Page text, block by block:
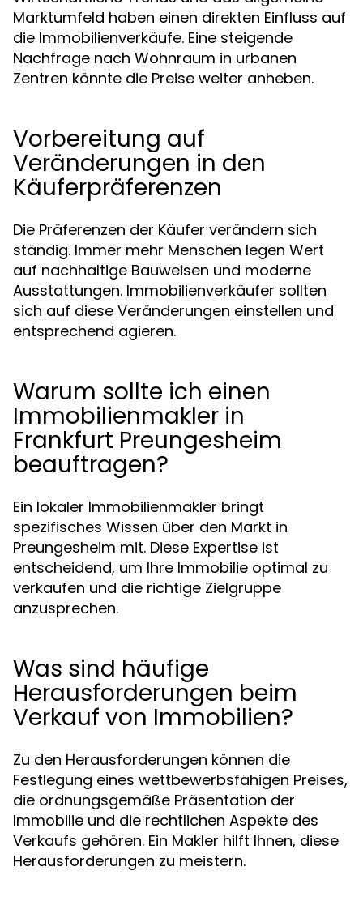
Marktumfeld haben einen direkten Einfluss auf
die Immobilienverkäufe. Eine steigende
Nachfrage nach Wohnraum in urbanen
Zentren könnte die Preise weiter anheben.
Vorbereitung auf
Veränderungen in den
Käuferpräferenzen
Die Präferenzen der Käufer verändern sich
ständig. Immer mehr Menschen legen Wert
auf nachhaltige Bauweisen und moderne
Ausstattungen. Immobilienverkäufer sollten
sich auf diese Veränderungen einstellen und
entsprechend agieren.
Warum sollte ich einen
Immobilienmakler in
Frankfurt Preungesheim
beauftragen?
Ein lokaler Immobilienmakler bringt
spezifisches Wissen über den Markt in
Preungesheim mit. Diese Expertise ist
entscheidend, um Ihre Immobilie optimal zu
verkaufen und die richtige Zielgruppe
anzusprechen.
Was sind häufige
Herausforderungen beim
Verkauf von Immobilien?
Zu den Herausforderungen können die
Festlegung eines wettbewerbsfähigen Preises,
die ordnungsgemäße Präsentation der
Immobilie und die rechtlichen Aspekte des
Verkaufs gehören. Ein Makler hilft Ihnen, diese
Herausforderungen zu meistern.